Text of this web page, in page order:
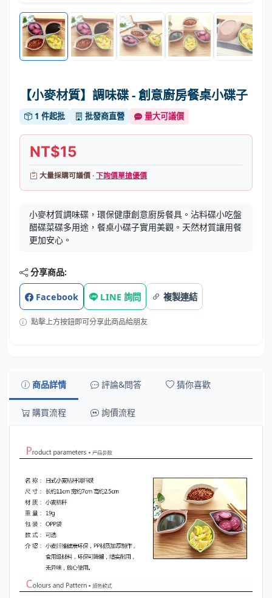
【小麥材質】調味碟 - 創意廚房餐桌小碟子
1 件起批 批發商直營 量大可議價
NT$15
大量採購可議價 ·下詢價單搶優價
小麥材質調味碟，環保健康創意廚房餐具。沾料碟小吃盤
醋碟菜碟多用途，餐桌小碟子實用美觀。天然材質讓用餐
更加安心。
分享商品:
Facebook LINE 詢問 複製連結
點擊上方按鈕即可分享此商品給朋友
商品詳情 評論&問答 猜你喜歡
購買流程 詢價流程